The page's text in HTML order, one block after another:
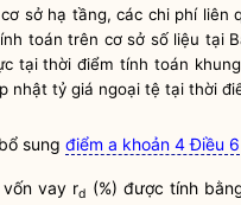
sở hạ tầng, các chi phíliên
toán trên cơ sở số liệu tại
tại thời điểm tính toán
nhật tỷ giá ngoại tệ tại thời
sung điểm a khoản 4 Điều 6
vốn vay rd (%) được tính